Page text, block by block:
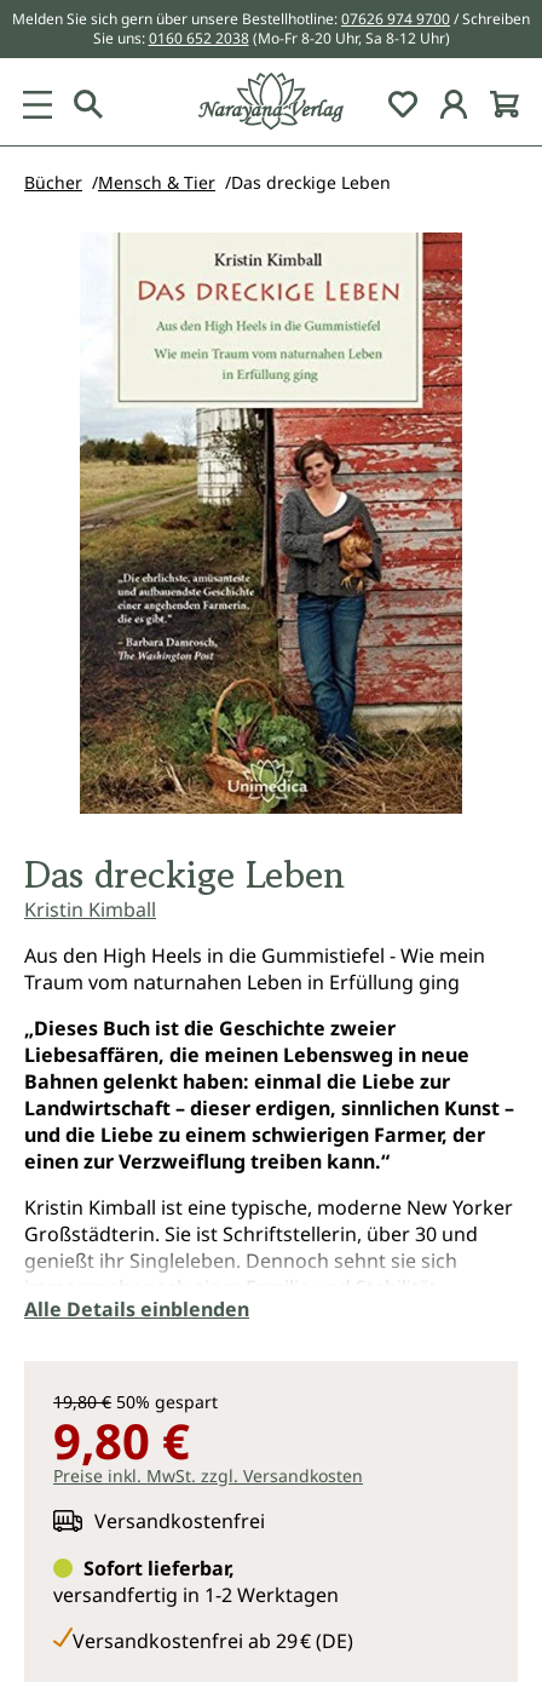
springen
Melden Sie sich gern über unsere Bestellhotline:07626 974 9700/ Schreiben
Sie uns:0160 652 2038 (Mo-Fr 8-20 Uhr, Sa 8-12 Uhr)
Du hast 0
Bücher Mensch & Tier Das dreckige Leben
Das dreckige Leben
Kristin Kimball
Aus den High Heels in die Gummistiefel - Wie mein
Traum vom naturnahen Leben in Erfüllung ging
„Dieses Buch ist die Geschichte zweier
Liebesaffären, die meinen Lebensweg in neue
Bahnen gelenkt haben: einmal die Liebe zur
Landwirtschaft – dieser erdigen, sinnlichen Kunst –
und die Liebe zu einem schwierigen Farmer, der
einen zur Verzweiflung treiben kann.“
Kristin Kimball ist eine typische, moderne New Yorker
Großstädterin. Sie ist Schriftstellerin, über 30 und
genießt ihr Singleleben. Dennoch sehnt sie sich
immer mehr nach einer Familie und Stabilität.
mit ihm ein wahnwitziges Projekt: Auf 200 Hektar
Land wollen sie eine Farm aufbauen, die komplett
alles hervorbringt, um eine Gemeinschaft von
Menschen zu ernähren. Das dreckige Leben ist die
fesselnde Chronik ihres ersten Jahres auf der Essex
Erntesaison – einschließlich ihrer Hochzeit auf dem
Heuboden.
„In dem Maße wie man das Land durch die
Alle Details einblenden
19,80 € 50% gespart
9,80 €
Preise inkl. MwSt. zzgl. Versandkosten
Versandkostenfrei
Sofort lieferbar,
versandfertig in 1-2 Werktagen
Versandkostenfrei ab 29 € (DE)